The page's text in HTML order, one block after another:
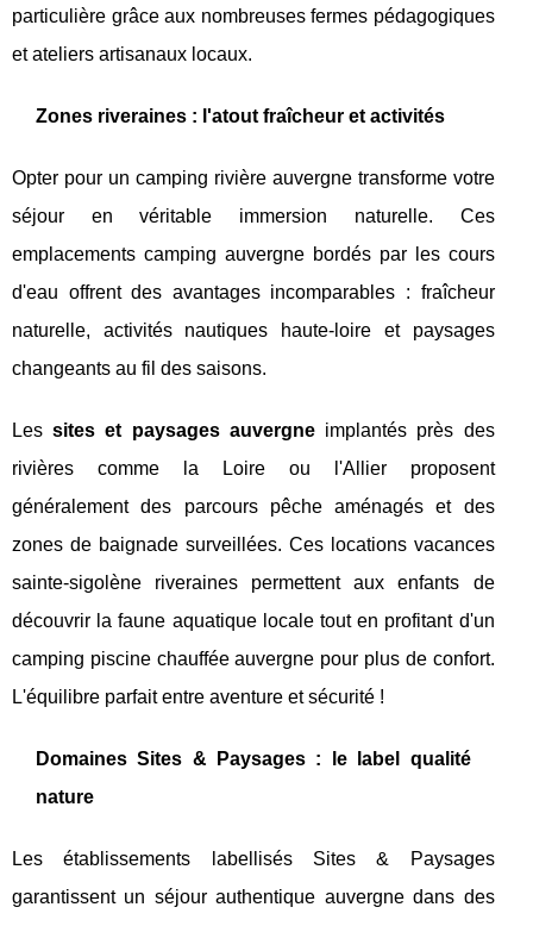
particulière grâce aux nombreuses fermes pédagogiques
et ateliers artisanaux locaux.
Zones riveraines : l'atout fraîcheur et activités
Opter pour un camping rivière auvergne transforme votre
séjour en véritable immersion naturelle. Ces
emplacements camping auvergne bordés par les cours
d'eau offrent des avantages incomparables : fraîcheur
naturelle, activités nautiques haute-loire et paysages
changeants au fil des saisons.
Lessites et paysages auvergneimplantés près des
rivières comme la Loire ou l'Allier proposent
généralement des parcours pêche aménagés et des
zones de baignade surveillées. Ces locations vacances
sainte-sigolène riveraines permettent aux enfants de
découvrir la faune aquatique locale tout en profitant d'un
camping piscine chauffée auvergne pour plus de confort.
L'équilibre parfait entre aventure et sécurité !
Domaines Sites & Paysages : le label qualité
nature
Les établissements labellisés Sites & Paysages
garantissent un séjour authentique auvergne dans des